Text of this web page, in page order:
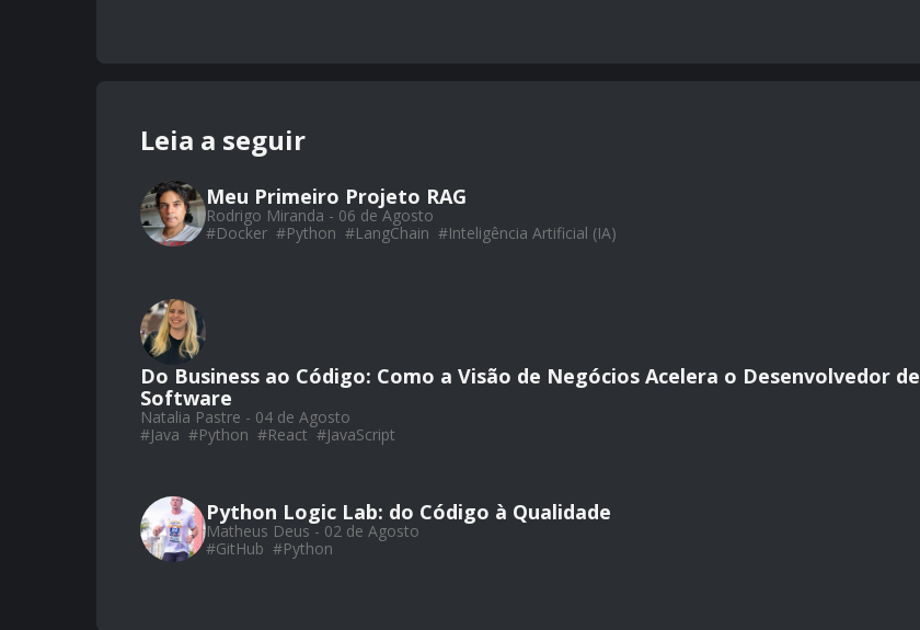
Leia a seguir
Meu Primeiro Projeto RAG
Rodrigo Miranda - 06 de Agosto
#Docker #Python #LangChain #Inteligência Artificial (IA)
Do Business ao Código: Como a Visão de Negócios Acelera o Desenvolvedor de
Software
Natalia Pastre - 04 de Agosto
#Java #Python #React #JavaScript
Python Logic Lab: do Código à Qualidade
Matheus Deus - 02 de Agosto
#GitHub #Python